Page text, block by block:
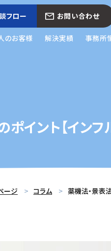
フロー お問い合わせ
のお客様 解決実績 事務所
イント【イン
ージ コラム 薬機法・景表